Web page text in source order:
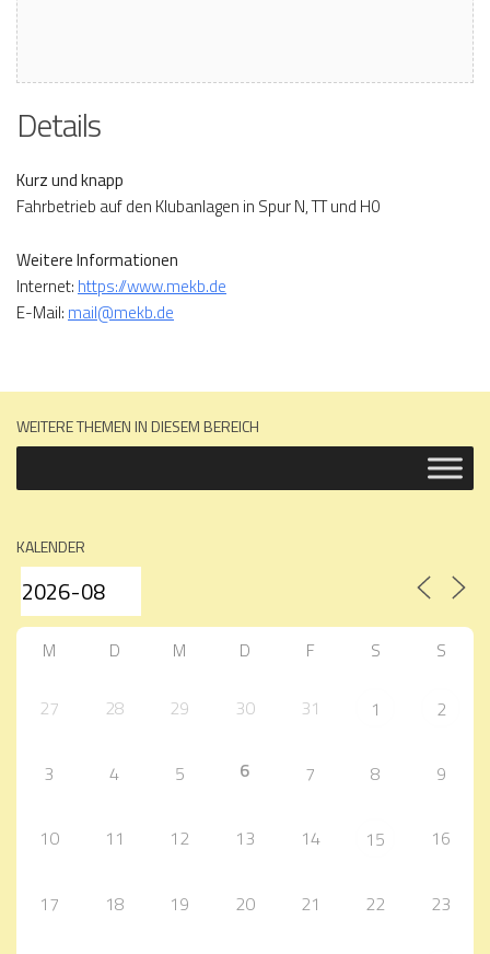
Details
Kurz und knapp
Fahrbetrieb auf den Klubanlagen in Spur N, TT und H0
Weitere Informationen
Internet: https://www.mekb.de
E-Mail: mail@mekb.de
WEITERE THEMEN IN DIESEM BEREICH
KALENDER
M D M D F S S
27 28 29 30 31 1 2
3 4 5 6 7 8 9
10 11 12 13 14 15 16
17 18 19 20 21 22 23